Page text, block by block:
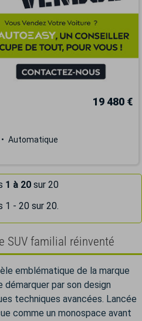
19 480 €
Automatique
1 à 20 sur 20
1 - 20 sur 20.
SUV familial réinventé
emblématique de la marque
démarquer par son design
techniques avancées. Lancée
comme un monospace avant